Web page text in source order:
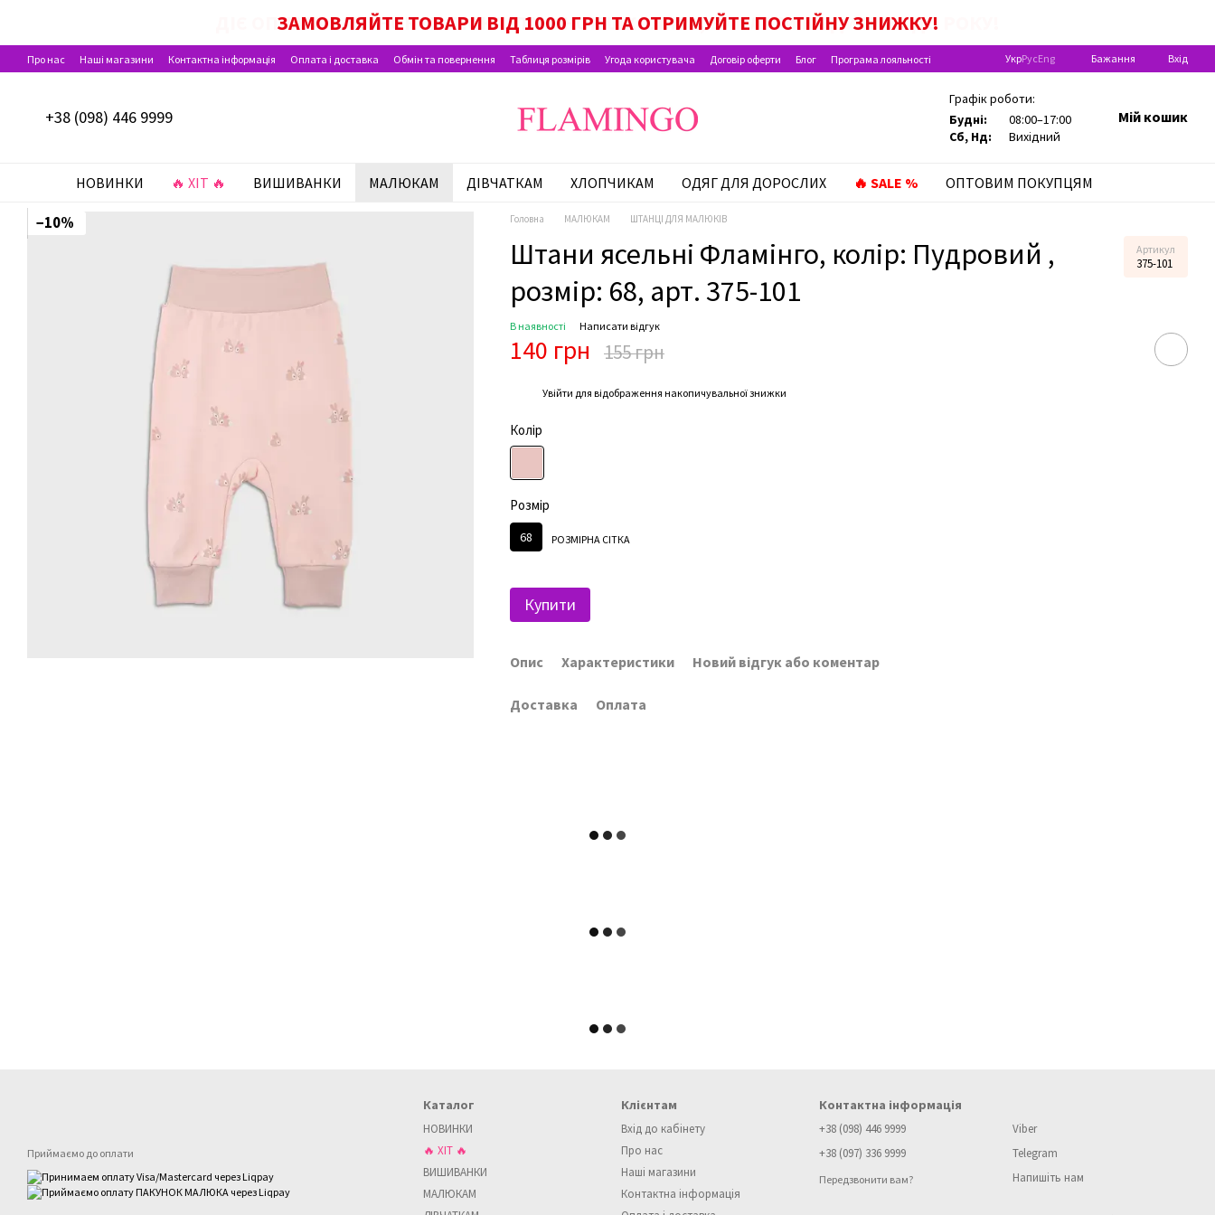
ЗАМОВЛЯЙТЕ ТОВАРИ ВІД 1000 ГРН ТА ОТРИМУЙТЕ ПОСТІЙНУЗНИЖКУ!
ДІЄ ОПЛАТА ПАКУНОК МАЛЮКА, ПАКУНОК ШКОЛЯРА, ВИПЛАТИ НА ДИТИНУ ДО РОКУ!
Про нас Наші магазини Контактна інформація Оплата і доставка Обмін та повернення Таблиця розмірів Угода користувача Договір оферти Блог
Програма лояльності
Відгуки про магазин
УкрРусEng Бажання Вхід
+38 (098) 446 9999
Графік роботи:
Будні:
08:00–17:00
Сб, Нд:
Вихідний
Мій кошик
НОВИНКИ 🔥 ХІТ 🔥 ВИШИВАНКИ МАЛЮКАМ ДІВЧАТКАМ ХЛОПЧИКАМ ОДЯГ ДЛЯ ДОРОСЛИХ 🔥 SALE % ОПТОВИМ ПОКУПЦЯМ
−10% Головна МАЛЮКАМ ШТАНЦІ ДЛЯ МАЛЮКІВ
Штани ясельні Фламінго, колір: Пудровий ,
розмір: 68, арт. 375-101
Артикул
375-101
В наявності Написати відгук
140 грн 155 грн
Увійти для відображення накопичувальної знижки
Колір
Розмір
68 РОЗМІРНА СІТКА
Купити
Опис Характеристики Новий відгук або коментар
Доставка Оплата
Приймаємо до оплати
Каталог
НОВИНКИ
🔥 ХІТ 🔥
ВИШИВАНКИ
МАЛЮКАМ
Клієнтам
Вхід до кабінету
Про нас
Наші магазини
Контактна інформація
Контактна інформація
+38 (098) 446 9999
+38 (097) 336 9999
Передзвонити вам?
Viber
Telegram
Напишіть нам